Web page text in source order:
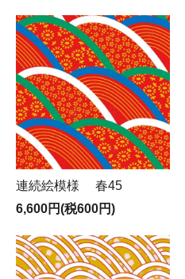
連続絵模様 春45
6,600円(税600円)